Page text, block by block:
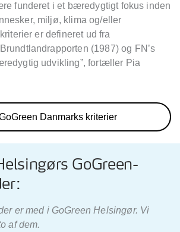
funderet i et bæredygtigt fokus inden
miljø, klima og/eller
er defineret ud fra
(1987) og FN’s
udvikling”, fortæller Pia
Danmarks kriterier
GoGreen-
er med i GoGreen Helsingør. Vi
af dem.